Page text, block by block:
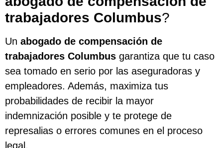
trabajadores Columbus?
Un abogado de compensación de
trabajadores Columbus garantiza que tu caso
sea tomado en serio por las aseguradoras y
empleadores. Además, maximiza tus
probabilidades de recibir la mayor
indemnización posible y te protege de
represalias o errores comunes en el proceso
legal.